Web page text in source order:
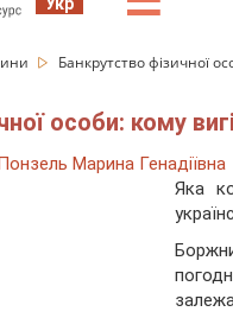
Банкрутство фізичної
особи: кому
Понзель Марина Генадіївна
Яка